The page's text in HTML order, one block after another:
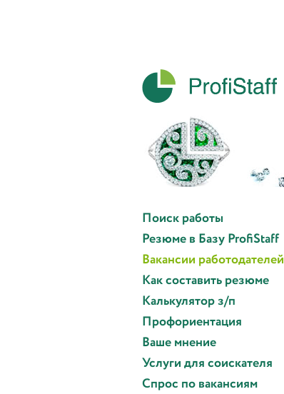
Поиск работы
Резюме в Базу ProfiStaff
Вакансии работодателей
Как составить резюме
Калькулятор з/п
Профориентация
Ваше мнение
Услуги для соискателя
Спрос по вакансиям